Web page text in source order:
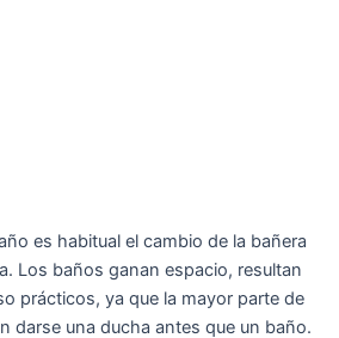
es habitual el cambio de la bañera
Los baños ganan espacio, resultan
prácticos, ya que la mayor parte de
darse una ducha antes que un baño.